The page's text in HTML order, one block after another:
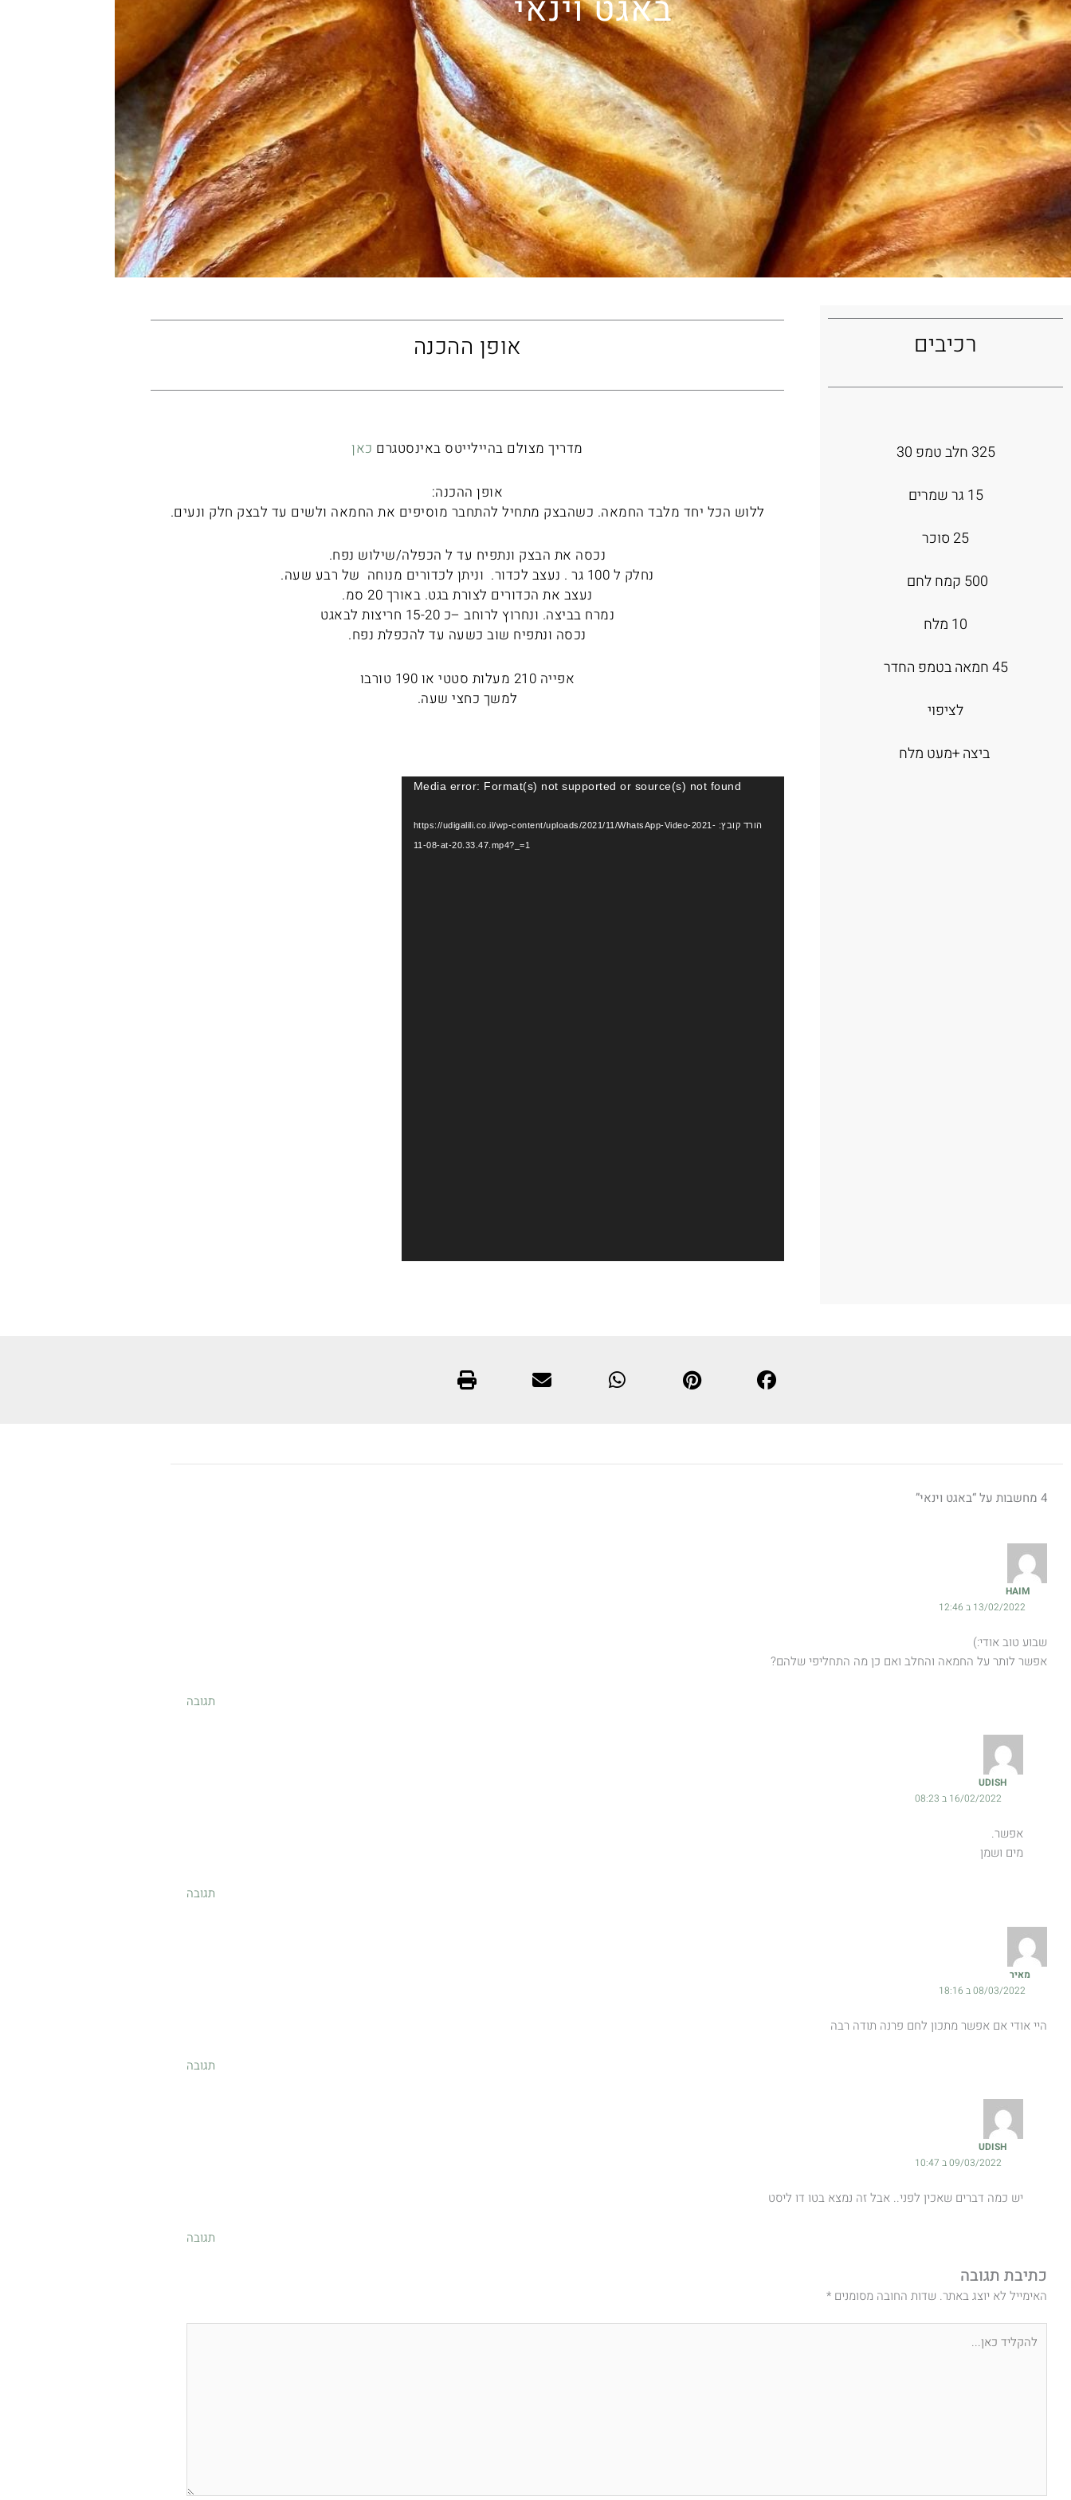
רכיבים
325 חלב טמפ 30
15 גר שמרים
25 סוכר
500 קמח לחם
10 מלח
45 חמאה בטמפ החדר
לציפוי
ביצה +מעט מלח
אופן ההכנה
מדריך מצולם בהיילייטס באינסטגרם כאן
אופן ההכנה:
ללוש הכל יחד מלבד החמאה. כשהבצק מתחיל להתחבר מוסיפים את החמאה ולשים עד לבצק חלק ונעים.
נכסה את הבצק ונתפיח עד ל הכפלה/שילוש נפח.
נחלק ל 100 גר . נעצב לכדור. וניתן לכדורים מנוחה של רבע שעה.
נעצב את הכדורים לצורת בגט. באורך 20 סמ.
נמרח בביצה. ונחרוץ לרוחב –כ 15-20 חריצות לבאגט
נכסה ונתפיח שוב כשעה עד להכפלת נפח.
אפייה 210 מעלות סטטי או 190 טורבו
למשך כחצי שעה.
נגן
Media error: Format(s) not supported or source(s) not found
הורד קובץ: https://udigalili.co.il/wp-content/uploads/2021/11/WhatsApp-Video-2021-
11-08-at-20.33.47.mp4?_=1
4 מחשבות על “באגט וינאי”
‪HAIM
13/02/2022 ב 12:46
שבוע טוב אודי:)
אפשר לותר על החמאה והחלב ואם כן מה התחליפי שלהם?
תגובה
UDISH
16/02/2022 ב 08:23
אפשר.
מים ושמן
תגובה
מאיר
08/03/2022 ב 18:16
היי אודי אם אפשר מתכון לחם פרנה תודה רבה
תגובה
UDISH
09/03/2022 ב 10:47
יש כמה דברים שאכין לפני.. אבל זה נמצא בטו דו ליסט
תגובה
כתיבת תגובה
האימייל לא יוצג באתר. שדות החובה מסומנים *
כאן...